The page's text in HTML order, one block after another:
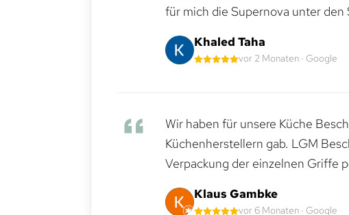
für mich die Supernova unter den
Khaled Taha
vor 2 Monaten · Google
Wir haben für unsere Küche
Küchenherstellern gab. LGM
Verpackung der einzelnen Griffe
Klaus Gambke
vor 6 Monaten · Google